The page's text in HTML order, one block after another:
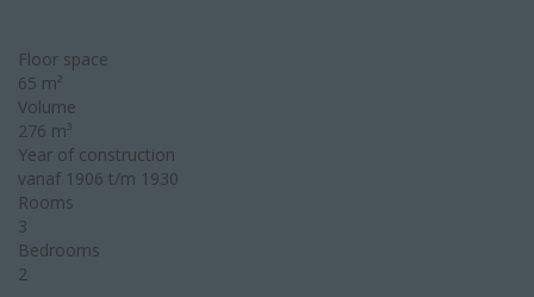
Floor space
65 m²
Volume
276 m³
Year of construction
vanaf 1906 t/m 1930
Rooms
3
Bedrooms
2